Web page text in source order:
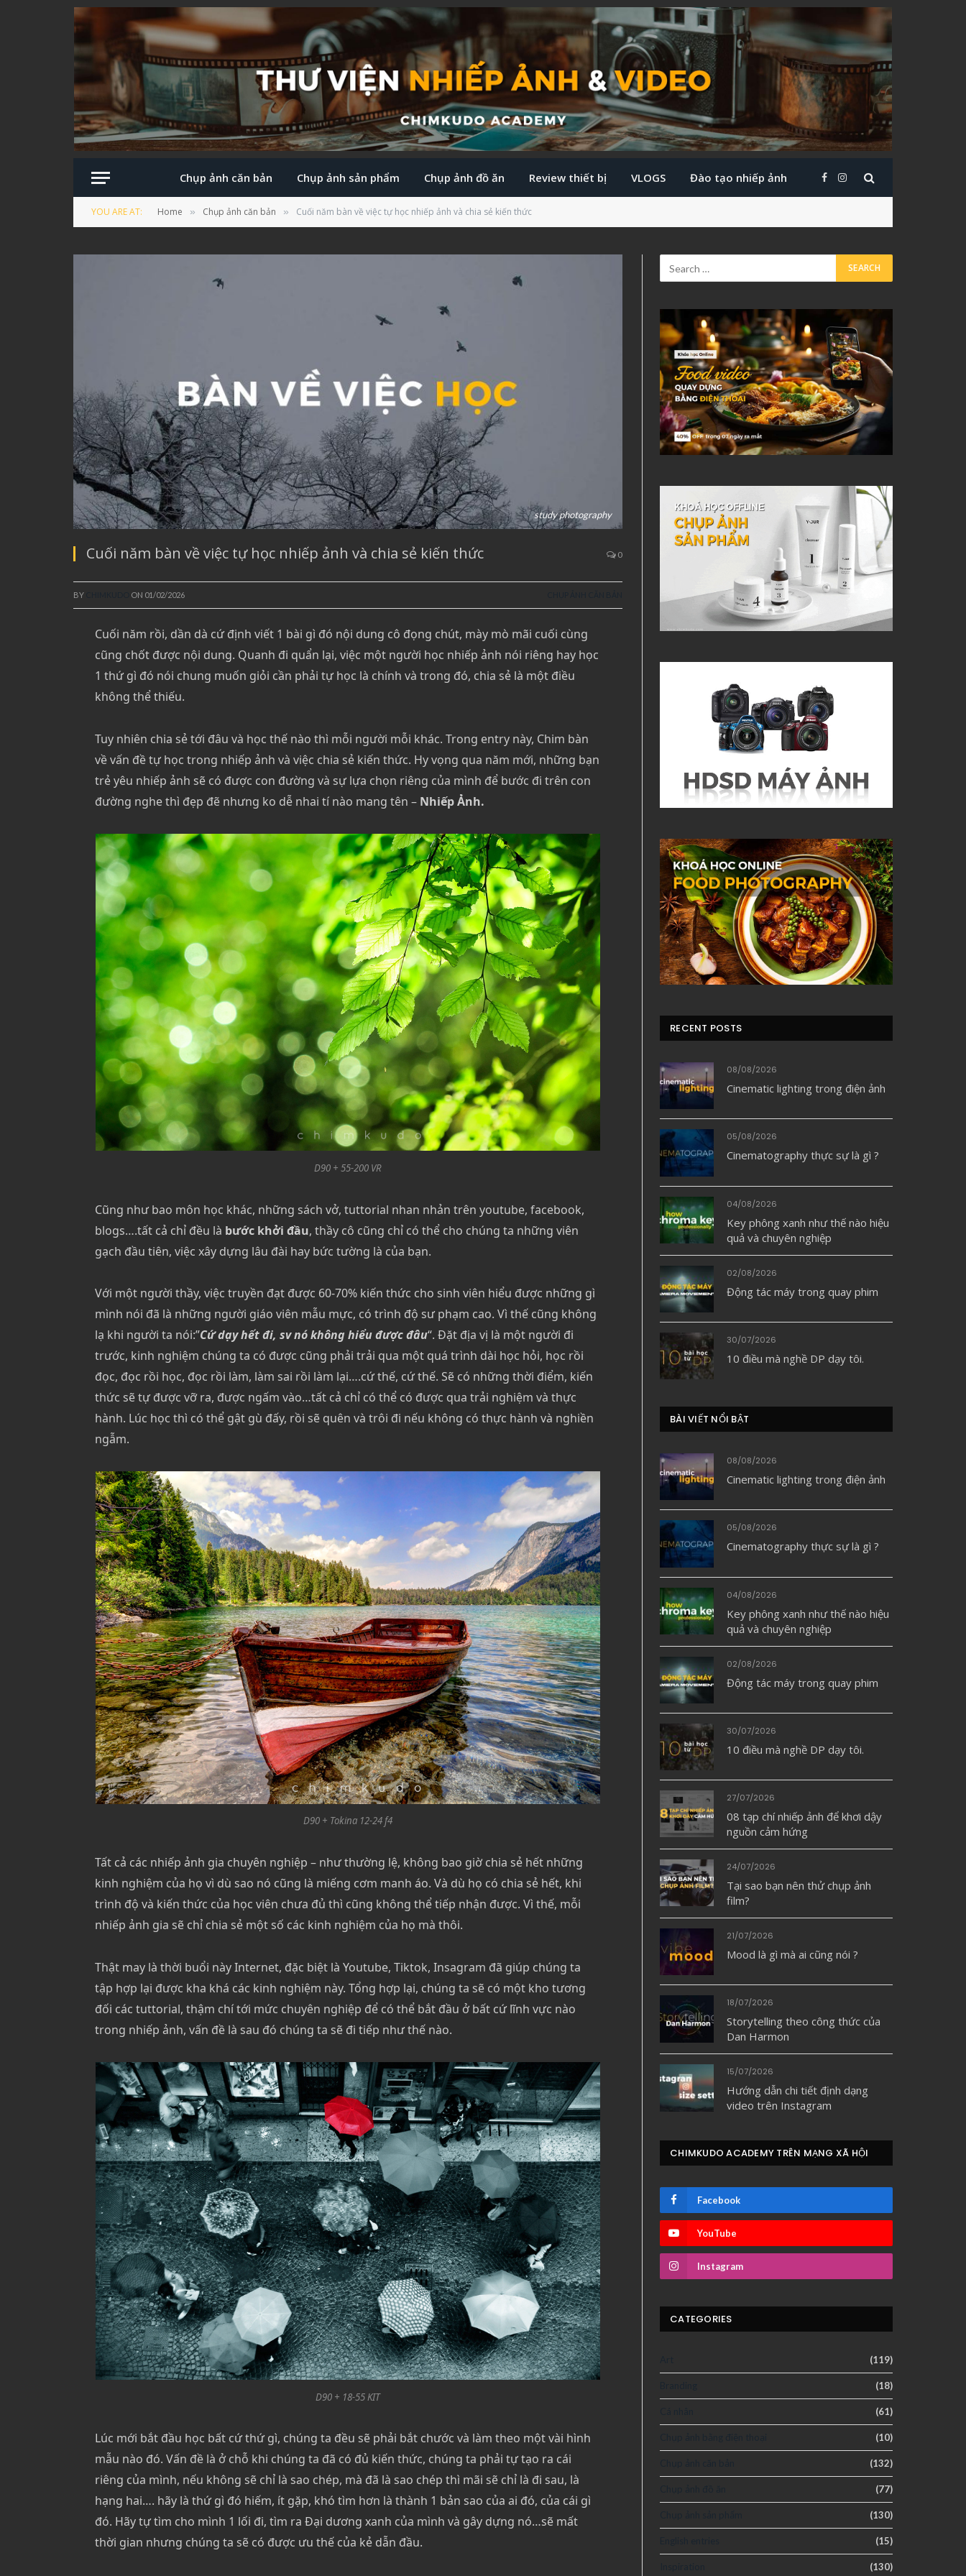
Chụp ảnh căn bản Chụp ảnh sản phẩm Chụp ảnh đồ ăn Review thiết bị VLOGS Đào tạo nhiếp ảnh Facebook
Instagram
YOU ARE AT: Home » Chụp ảnh căn bản » Cuối năm bàn về việc tự học nhiếp ảnh và chia sẻ kiến thức
study photography
Cuối năm bàn về việc tự học nhiếp ảnh và chia sẻ kiến thức 0
BY ON 01/02/2026
Cuối năm rồi, dần dà cứ định viết 1 bài gì đó nội dung cô đọng chút, mày mò mãi cuối cùng
cũng chốt được nội dung. Quanh đi quẩn lại, việc một người học nhiếp ảnh nói riêng hay học
1 thứ gì đó nói chung muốn giỏi cần phải tự học là chính và trong đó, chia sẻ là một điều
không thể thiếu.
Tuy nhiên chia sẻ tới đâu và học thế nào thì mỗi người mỗi khác. Trong entry này, Chim bàn
về vấn đề tự học trong nhiếp ảnh và việc chia sẻ kiến thức. Hy vọng qua năm mới, những bạn
trẻ yêu nhiếp ảnh sẽ có được con đường và sự lựa chọn riêng của mình để bước đi trên con
đường nghe thì đẹp đẽ nhưng ko dễ nhai tí nào mang tên – Nhiếp Ảnh.
D90 + 55-200 VR
Cũng như bao môn học khác, những sách vở, tuttorial nhan nhản trên youtube, facebook,
blogs….tất cả chỉ đều là bước khởi đầu, thầy cô cũng chỉ có thể cho chúng ta những viên
gạch đầu tiên, việc xây dựng lâu đài hay bức tường là của bạn.
Với một người thầy, việc truyền đạt được 60-70% kiến thức cho sinh viên hiểu được những gì
mình nói đã là những người giáo viên mẫu mực, có trình độ sư phạm cao. Vì thế cũng không
lạ khi người ta nói:”Cứ dạy hết đi, sv nó không hiểu được đâu“. Đặt địa vị là một người đi
trước, kinh nghiệm chúng ta có được cũng phải trải qua một quá trình dài học hỏi, học rồi
đọc, đọc rồi học, đọc rồi làm, làm sai rồi làm lại….cứ thế, cứ thế. Sẽ có những thời điểm, kiến
thức sẽ tự được vỡ ra, được ngấm vào…tất cả chỉ có thể có được qua trải nghiệm và thực
hành. Lúc học thì có thể gật gù đấy, rồi sẽ quên và trôi đi nếu không có thực hành và nghiền
ngẫm.
D90 + Tokina 12-24 f4
Tất cả các nhiếp ảnh gia chuyên nghiệp – như thường lệ, không bao giờ chia sẻ hết những
kinh nghiệm của họ vì dù sao nó cũng là miếng cơm manh áo. Và dù họ có chia sẻ hết, khi
trình độ và kiến thức của học viên chưa đủ thì cũng không thể tiếp nhận được. Vì thế, mỗi
nhiếp ảnh gia sẽ chỉ chia sẻ một số các kinh nghiệm của họ mà thôi.
Thật may là thời buổi này Internet, đặc biệt là Youtube, Tiktok, Insagram đã giúp chúng ta
tập hợp lại được kha khá các kinh nghiệm này. Tổng hợp lại, chúng ta sẽ có một kho tương
đối các tuttorial, thậm chí tới mức chuyên nghiệp để có thể bắt đầu ở bất cứ lĩnh vực nào
trong nhiếp ảnh, vấn đề là sau đó chúng ta sẽ đi tiếp như thế nào.
D90 + 18-55 KIT
Lúc mới bắt đầu học bất cứ thứ gì, chúng ta đều sẽ phải bắt chước và làm theo một vài hình
mẫu nào đó. Vấn đề là ở chỗ khi chúng ta đã có đủ kiến thức, chúng ta phải tự tạo ra cái
riêng của mình, nếu không sẽ chỉ là sao chép, mà đã là sao chép thì mãi sẽ chỉ là đi sau, là
hạng hai…. hãy là thứ gì đó hiếm, ít gặp, khó tìm hơn là thành 1 bản sao của ai đó, của cái gì
đó. Hãy tự tìm cho mình 1 lối đi, tìm ra Đại dương xanh của mình và gây dựng nó…sẽ mất
thời gian nhưng chúng ta sẽ có được ưu thế của kẻ dẫn đầu.
RECENT POSTS
08/08/2026
Cinematic lighting trong điện ảnh
05/08/2026
Cinematography thực sự là gì ?
04/08/2026
Key phông xanh như thế nào hiệu
quả và chuyên nghiệp
02/08/2026
Động tác máy trong quay phim
30/07/2026
10 điều mà nghề DP dạy tôi.
BÀI VIẾT NỔI BẬT
08/08/2026
Cinematic lighting trong điện ảnh
05/08/2026
Cinematography thực sự là gì ?
04/08/2026
Key phông xanh như thế nào hiệu
quả và chuyên nghiệp
02/08/2026
Động tác máy trong quay phim
30/07/2026
10 điều mà nghề DP dạy tôi.
27/07/2026
08 tạp chí nhiếp ảnh để khơi dậy
nguồn cảm hứng
24/07/2026
Tại sao bạn nên thử chụp ảnh
film?
21/07/2026
Mood là gì mà ai cũng nói ?
18/07/2026
Storytelling theo công thức của
Dan Harmon
15/07/2026
Hướng dẫn chi tiết định dạng
video trên Instagram
CHIMKUDO ACADEMY TRÊN MẠNG XÃ HỘI
Facebook
YouTube
Instagram
CATEGORIES
(119)
(18)
(61)
(10)
(132)
(77)
(130)
(15)
(130)